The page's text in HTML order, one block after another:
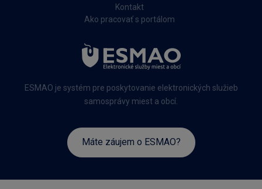
Kontakt
Ako pracovať s portálom
ESMAO je systém pre poskytovanie elektronických služieb
samosprávy miest a obcí.
Máte záujem o ESMAO?